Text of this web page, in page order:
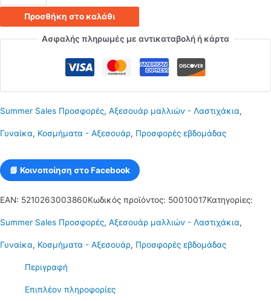
σετ
από
γκρι
σε
λευκό
του
πάγου
ποσότητα
Προσθήκη στο καλάθι
Ασφαλής πληρωμές με αντικαταβολή ή κάρτα
Summer Sales Προσφορές, Αξεσουάρ μαλλιών - Λαστιχάκια,
Γυναίκα, Κοσμήματα - Αξεσουάρ, Προσφορές εβδομάδας
📘 Κοινοποίηση στο Facebook
EAN: 5210263003860Κωδικός προϊόντος: 50010017Κατηγορίες:
Summer Sales Προσφορές, Αξεσουάρ μαλλιών - Λαστιχάκια,
Γυναίκα, Κοσμήματα - Αξεσουάρ, Προσφορές εβδομάδας
Περιγραφή
Επιπλέον πληροφορίες